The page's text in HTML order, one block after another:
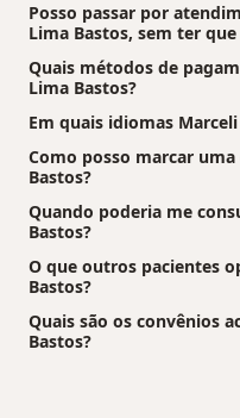
Posso passar por
Lima Bastos, sem ter
Quais métodos de
Lima Bastos?
Em quais idiomas
Como posso marcar
Bastos?
Quando poderia me
Bastos?
O que outros pacientes
Bastos?
Quais são os convênios
Bastos?